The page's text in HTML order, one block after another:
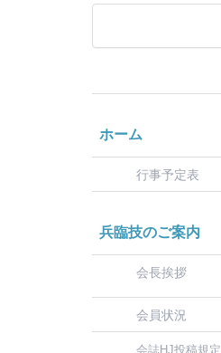
ホーム
行事予定表
兵臨技のご案内
会長挨拶
会員状況
会誌HJ投稿規定